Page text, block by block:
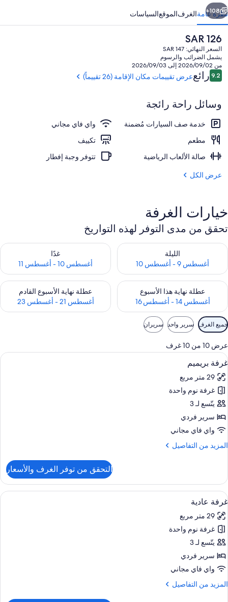
المنشأة من الخارج
التالي
108+
نظرة عامةالغرفالموقعالسياسات
السعر
الحالي
هو
SAR
126
SAR 126
السعر النهائي: SAR 147
يشمل الضرائب والرسوم
من 2026/09/02 إلى 2026/09/03
التقييمات
9.29.2 من 10رائععرض تقييمات مكان الإقامة (26 تقييماً)
وسائل راحة رائجة
خدمة صف السيارات مُضمنة
واي فاي مجاني
مطعم
تكييف
صالة الألعاب الرياضية
تتوفر وجبة إفطار
عرض الكل
خيارات الغرفة
تحقق من مدى التوفر لهذه التواريخ
الليلة
أغسطس 9 - أغسطس 10
تحقق من مدى التوفر لليلة للفترة أغسطس 9 - أغسطس 10
غدًا
أغسطس 10 - أغسطس 11
تحقق من مدى التوفر لغد للفترة أغسطس
عطلة نهاية هذا الأسبوع
أغسطس 14 - أغسطس 16
تحقق من مدى التوفر لعطلة نهاية هذا الأسبوع للفترة أغسطس 14 - أغسطس 16
عطلة نهاية الأسبوع القادم
أغسطس 21 - أغسطس 23
تحقق من مدى التوفر لعطلة نهاية
عوامل
التصفية
المتاحة
للغرف
جميع الغرف سرير واحد سريران
عرض 10 من 10 غرف
استعراض
جميع
صور
غرفة
بريميم
ميني بار وخزنة داخل الغرفة ومكتب
10
غرفة بريميم
29 متر مربع
غرفة نوم واحدة
يتّسع لـ 3
سرير فردي
واي فاي مجاني
المزيد من التفاصيل
المزيد
غرفة
بريميم
التحقق من توفر الغرف والأسعار
استعراض
جميع
صور
غرفة
عادية
ميني بار وخزنة داخل الغرفة ومكتب
10
غرفة عادية
29 متر مربع
غرفة نوم واحدة
يتّسع لـ 3
سرير فردي
واي فاي مجاني
المزيد من التفاصيل
المزيد